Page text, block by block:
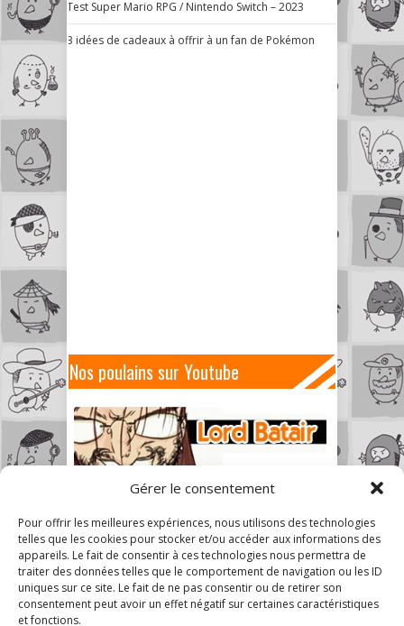
Gérer le consentement
Pour offrir les meilleures expériences, nous utilisons des technologies
telles que les cookies pour stocker et/ou accéder aux informations des
appareils. Le fait de consentir à ces technologies nous permettra de
traiter des données telles que le comportement de navigation ou les ID
uniques sur ce site. Le fait de ne pas consentir ou de retirer son
consentement peut avoir un effet négatif sur certaines caractéristiques
et fonctions.
Test Super Mario RPG / Nintendo Switch – 2023
3 idées de cadeaux à offrir à un fan de Pokémon
Nos poulains sur Youtube